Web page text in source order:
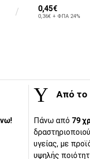
0,45€
0,36€ + ΦΠΑ 24%
Από το
Πάνω από 79
υγείας, με
υψηλής